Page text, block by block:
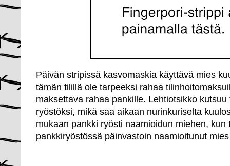
Päivän stripissä kasvomaskia käyttävä mies
tämän tilillä ole tarpeeksi rahaa
maksettava rahaa pankille. Lehtiotsikko
ryöstöksi, mikä saa aikaan nurinkuriselta
mukaan pankki ryösti naamioidun miehen,
pankkiryöstössä päinvastoin naamioitunut